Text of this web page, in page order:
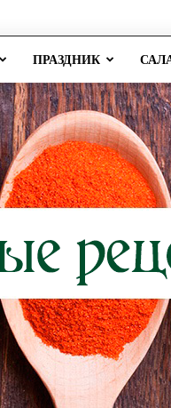
ПРАЗДНИК